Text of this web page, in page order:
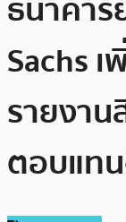
Sachs
รายงา
ตอบแท